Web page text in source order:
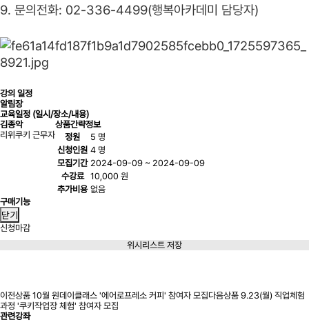
9. 문의전화: 02-336-4499(행복아카데미 담당자)
강의 일정
알림장
교육일정 (일시/장소/내용)
김종악
리위쿠키 근무자
상품간략정보
정원
5 명
신청인원 4 명
모집기간 2024-09-09 ~ 2024-09-09
수강료
10,000 원
추가비용 없음
구매기능
닫기
신청마감
위시리스트 저장
이전상품 10월 원데이클래스 '에어로프레소 커피' 참여자 모집다음상품 9.23(월) 직업체험
과정 '쿠키작업장 체험' 참여자 모집
관련강좌